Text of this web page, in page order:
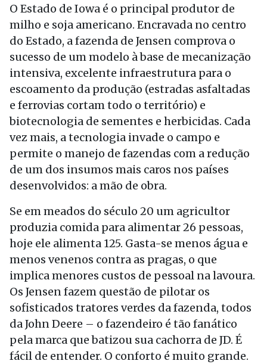
O Estado de Iowa é o principal produtor de
milho e soja americano. Encravada no centro
do Estado, a fazenda de Jensen comprova o
sucesso de um modelo à base de mecanização
intensiva, excelente infraestrutura para o
escoamento da produção (estradas asfaltadas
e ferrovias cortam todo o território) e
biotecnologia de sementes e herbicidas. Cada
vez mais, a tecnologia invade o campo e
permite o manejo de fazendas com a redução
de um dos insumos mais caros nos países
desenvolvidos: a mão de obra.
Se em meados do século 20 um agricultor
produzia comida para alimentar 26 pessoas,
hoje ele alimenta 125. Gasta-se menos água e
menos venenos contra as pragas, o que
implica menores custos de pessoal na lavoura.
Os Jensen fazem questão de pilotar os
sofisticados tratores verdes da fazenda, todos
da John Deere – o fazendeiro é tão fanático
pela marca que batizou sua cachorra de JD. É
fácil de entender. O conforto é muito grande.